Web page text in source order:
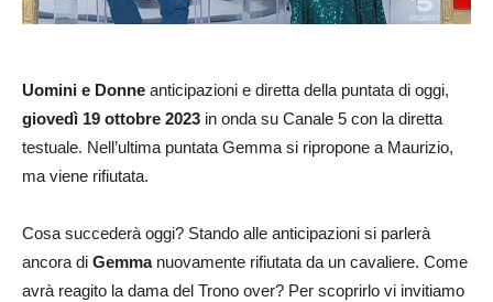
Uomini e Donne anticipazioni e diretta della puntata di oggi,
giovedì 19 ottobre 2023 in onda su Canale 5 con la diretta
testuale. Nell’ultima puntata Gemma si ripropone a Maurizio,
ma viene rifiutata.
Cosa succederà oggi? Stando alle anticipazioni si parlerà
ancora di Gemmanuovamente rifiutata da un cavaliere. Come
avrà reagito la dama del Trono over? Per scoprirlo vi invitiamo